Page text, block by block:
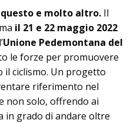
e molto altro. Il
il 21 e 22 maggio 2022
Unione Pedemontana del
le forze per promuovere
ciclismo. Un progetto
riferimento nel
non solo, offrendo ai
in grado di andare oltre